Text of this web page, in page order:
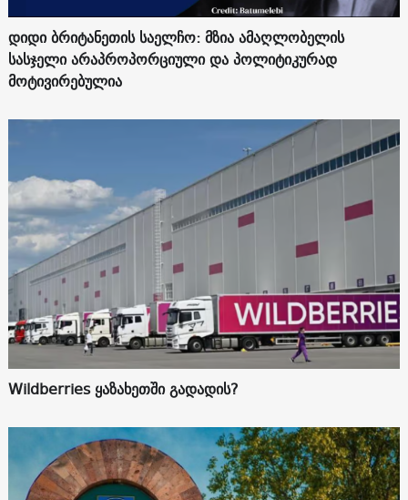
დიდი ბრიტანეთის საელჩო: მზია ამაღლობელის
სასჯელი არაპროპორციული და პოლიტიკურად
მოტივირებულია
Wildberries ყაზახეთში გადადის?